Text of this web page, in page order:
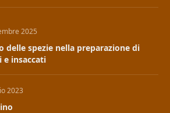
2025
delle spezie nella preparazione di
e insaccati
2023